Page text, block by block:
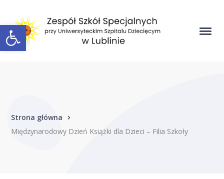
Open toolbar
Strona główna
Międzynarodowy Dzień Książki dla Dzieci – Filia Szkoły